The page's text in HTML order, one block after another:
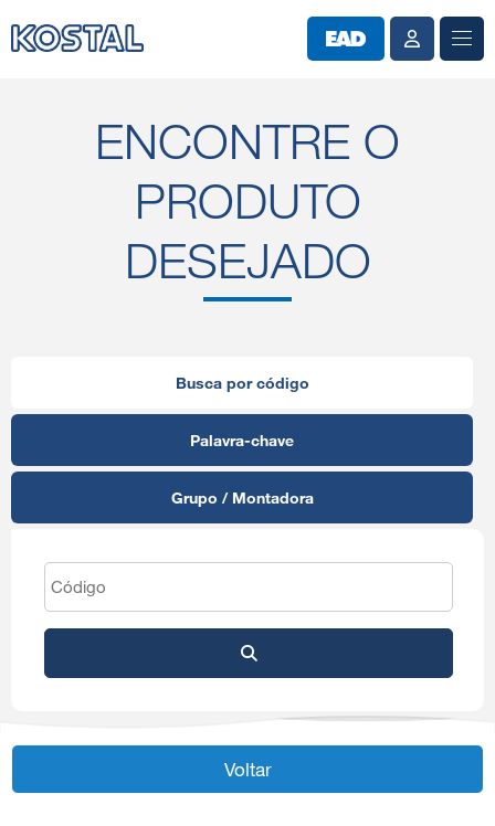
ENCONTRE O
PRODUTO
DESEJADO
Busca por código
Palavra-chave
Grupo / Montadora
Voltar